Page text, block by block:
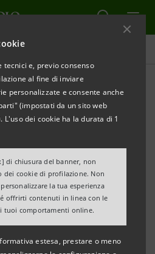
tecnici e, previo consenso
al fine di inviare
personalizzate e consente anche
(impostati da un sito web
dei cookie ha la durata di 1
di chiusura del banner, non
dei cookie di profilazione. Non
la tua esperienza
offrirti contenuti in linea con le
tuoi comportamenti online.
estesa, prestare o meno
sostengono i progetti
S-loan di 30
dalla garanzia
da Intesa Sanpaolo
quelle preesistenti